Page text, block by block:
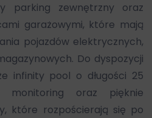
parking zewnętrzny oraz
garażowymi, które mają
pojazdów elektrycznych,
Do dyspozycji
infinity pool o długości 25
monitoring oraz pięknie
które rozpościerają się po